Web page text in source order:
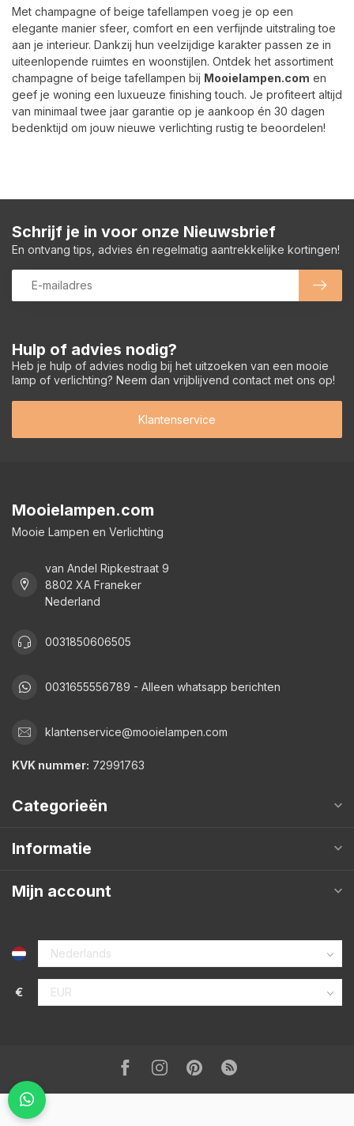
Met champagne of beige tafellampen voeg je op een
elegante manier sfeer, comfort en een verfijnde uitstraling toe
aan je interieur. Dankzij hun veelzijdige karakter passen ze in
uiteenlopende ruimtes en woonstijlen. Ontdek het assortiment
champagne of beige tafellampen bij Mooielampen.com en
geef je woning een luxueuze finishing touch. Je profiteert altijd
van minimaal twee jaar garantie op je aankoop én 30 dagen
bedenktijd om jouw nieuwe verlichting rustig te beoordelen!
Hulp of advies nodig?
Heb je hulp of advies nodig bij het uitzoeken van een mooie
lamp of verlichting? Neem dan vrijblijvend contact met ons op!
Klantenservice
Schrijf je in voor onze Nieuwsbrief
En ontvang tips, advies én regelmatig aantrekkelijke kortingen!
Mooielampen.com
Mooie Lampen en Verlichting
van Andel Ripkestraat 9
8802 XA Franeker
Nederland
0031850606505
0031655556789 - Alleen whatsapp berichten
klantenservice@mooielampen.com
KVK nummer: 72991763
Categorieën
Informatie
Mijn account
€